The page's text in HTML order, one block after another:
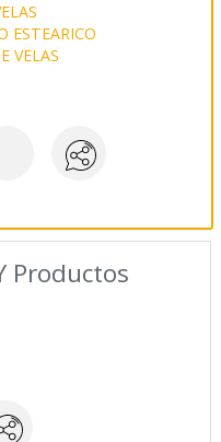
ESTEARICO
VELAS
Productos